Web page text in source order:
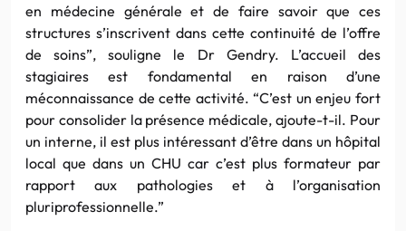
en médecine générale et de faire savoir que ces
structures s’inscrivent dans cette continuité de l’offre
de soins”, souligne le Dr Gendry. L’accueil des
stagiaires est fondamental en raison d’une
méconnaissance de cette activité. “C’est un enjeu fort
pour consolider la présence médicale, ajoute-t-il. Pour
un interne, il est plus intéressant d’être dans un hôpital
local que dans un CHU car c’est plus formateur par
rapport aux pathologies et à l’organisation
pluriprofessionnelle.”